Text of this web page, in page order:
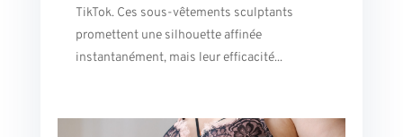
TikTok. Ces sous-vêtements sculptants
promettent une silhouette affinée
instantanément, mais leur efficacité...